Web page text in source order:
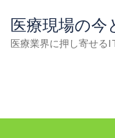
医療現場の今
医療業界に押し寄せる